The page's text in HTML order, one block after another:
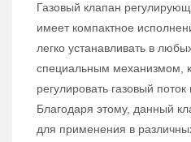
Газовый клапан
имеет компактное
легко устанавливать в
специальным механизмом,
регулировать газовый
Благодаря этому, данный
для применения в